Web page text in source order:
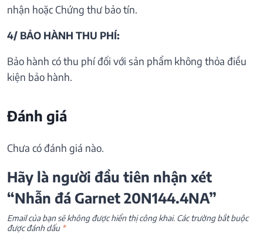
nhận hoặc Chứng thư bảo tín.
4/ BẢO HÀNH THU PHÍ:
Bảo hành có thu phí đối với sản phẩm không thỏa điều
kiện bảo hành.
Đánh giá
Chưa có đánh giá nào.
Hãy là người đầu tiên nhận xét
“Nhẫn đá Garnet 20N144.4NA”
Email của bạn sẽ không được hiển thị công khai. Các trường bắt buộc
được đánh dấu *